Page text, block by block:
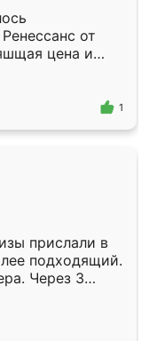
от
цена и
Приехавший
самый
1
прислали в
подходящий.
Через 3
Остались
Ренессанс